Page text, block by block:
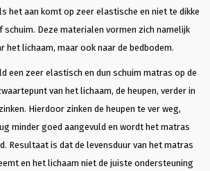
het aan komt op zeer elastische en niet te dikke
Deze materialen vormen zich namelijk
het lichaam, maar ook naar de bedbodem.
een zeer elastisch en dun schuim matras op de
van het lichaam, de heupen, verder in
Hierdoor zinken de heupen te ver weg,
minder goed aangevuld en wordt het matras
Resultaat is dat de levensduur van het matras
en het lichaam niet de juiste ondersteuning